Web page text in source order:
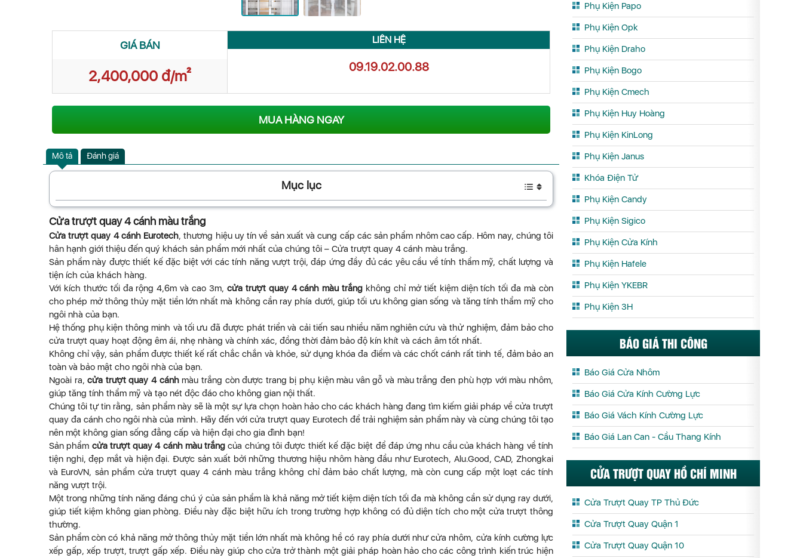
GIÁ BÁN
2,400,000 đ/m²
LIÊN HỆ
09.19.02.00.88
MUA HÀNG NGAY
Mô tả Đánh giá
Mục lục
Cửa trượt quay 4 cánh màu trắng
Cửa trượt quay 4 cánh Eurotech, thương hiệu uy tín về sản xuất và cung cấp các sản phẩm nhôm cao cấp. Hôm nay, chúng tôi
hân hạnh giới thiệu đến quý khách sản phẩm mới nhất của chúng tôi – Cửa trượt quay 4 cánh màu trắng.
Sản phẩm này được thiết kế đặc biệt với các tính năng vượt trội, đáp ứng đầy đủ các yêu cầu về tính thẩm mỹ, chất lượng và
tiện ích của khách hàng.
Với kích thước tối đa rộng 4,6m và cao 3m, cửa trượt quay 4 cánh màu trắng không chỉ mở tiết kiệm diện tích tối đa mà còn
cho phép mở thông thủy mặt tiền lớn nhất mà không cần ray phía dưới, giúp tối ưu không gian sống và tăng tính thẩm mỹ cho
ngôi nhà của bạn.
Hệ thống phụ kiện thông minh và tối ưu đã được phát triển và cải tiến sau nhiều năm nghiên cứu và thử nghiệm, đảm bảo cho
cửa trượt quay hoạt động êm ái, nhẹ nhàng và chính xác, đồng thời đảm bảo độ kín khít và cách âm tốt nhất.
Không chỉ vậy, sản phẩm được thiết kế rất chắc chắn và khỏe, sử dụng khóa đa điểm và các chốt cánh rất tinh tế, đảm bảo an
toàn và bảo mật cho ngôi nhà của bạn.
Ngoài ra,cửa trượt quay 4 cánhmàu trắng còn được trang bị phụ kiện màu vân gỗ và màu trắng đen phù hợp với màu nhôm,
giúp tăng tính thẩm mỹ và tạo nét độc đáo cho không gian nội thất.
Chúng tôi tự tin rằng, sản phẩm này sẽ là một sự lựa chọn hoàn hảo cho các khách hàng đang tìm kiếm giải pháp về cửa trượt
quay đa cánh cho ngôi nhà của mình. Hãy đến với cửa trượt quay Eurotech để trải nghiệm sản phẩm này và cùng chúng tôi tạo
nên một không gian sống đẳng cấp và hiện đại cho gia đình bạn!
Sản phẩm cửa trượt quay 4 cánh màu trắng của chúng tôi được thiết kế đặc biệt để đáp ứng nhu cầu của khách hàng về tính
tiện nghi, đẹp mắt và hiện đại. Được sản xuất bởi những thương hiệu nhôm hàng đầu như Eurotech, Alu.Good, CAD, Zhongkai
và EuroVN, sản phẩm cửa trượt quay 4 cánh màu trắng không chỉ đảm bảo chất lượng, mà còn cung cấp một loạt các tính
năng vượt trội.
Một trong những tính năng đáng chú ý của sản phẩm là khả năng mở tiết kiệm diện tích tối đa mà không cần sử dụng ray dưới,
giúp tiết kiệm không gian phòng. Điều này đặc biệt hữu ích trong trường hợp không có đủ diện tích cho một cửa trượt thông
thường.
Sản phẩm còn có khả năng mở thông thủy mặt tiền lớn nhất mà không hề có ray phía dưới như cửa nhôm, cửa kính cường lực
xếp gấp, xếp trượt, trượt gấp xếp. Điều này giúp cho cửa trở thành một giải pháp hoàn hảo cho các công trình kiến trúc hiện
Phụ Kiện Papo
Phụ Kiện Opk
Phụ Kiện Draho
Phụ Kiện Bogo
Phụ Kiện Cmech
Phụ Kiện Huy Hoàng
Phụ Kiện KinLong
Phụ Kiện Janus
Khóa Điện Tử
Phụ Kiện Candy
Phụ Kiện Sigico
Phụ Kiện Cửa Kính
Phụ Kiện Hafele
Phụ Kiện YKEBR
Phụ Kiện 3H
BÁO GIÁ THI CÔNG
Báo Giá Cửa Nhôm
Báo Giá Cửa Kính Cường Lực
Báo Giá Vách Kính Cường Lực
Báo Giá Lan Can - Cầu Thang Kính
CỬA TRƯỢT QUAY HỒ CHÍ MINH
Cửa Trượt Quay TP Thủ Đức
Cửa Trượt Quay Quận 1
Cửa Trượt Quay Quận 10